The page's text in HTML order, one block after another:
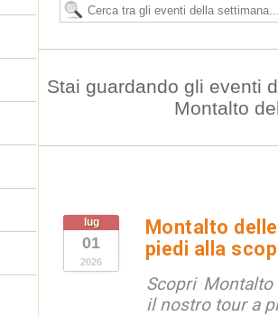
Stai guardando gli eventi
Montalto
lug
01
2026
Montalto
piedi alla
Scopri
il nostro tour a